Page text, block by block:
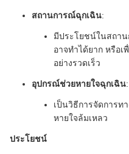
สถานการณ์ฉุกเฉิน:
มีประโยชน์ในสถา
อาจทำได้ยาก หรือเ
อย่างรวดเร็ว
อุปกรณ์ช่วยหายใจฉุกเฉิน:
เป็นวิธีการจัดการท
หายใจล้มเหลว
ประโยชน์